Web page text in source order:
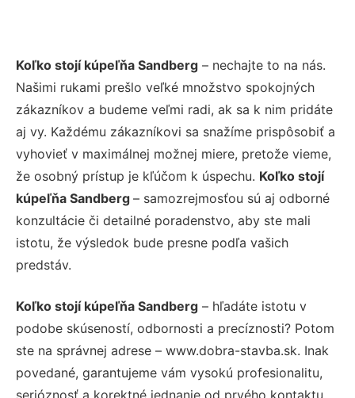
Koľko stojí kúpeľňa Sandberg – nechajte to na nás.
Našimi rukami prešlo veľké množstvo spokojných
zákazníkov a budeme veľmi radi, ak sa k nim pridáte
aj vy. Každému zákazníkovi sa snažíme prispôsobiť a
vyhovieť v maximálnej možnej miere, pretože vieme,
že osobný prístup je kľúčom k úspechu. Koľko stojí
kúpeľňa Sandberg – samozrejmosťou sú aj odborné
konzultácie či detailné poradenstvo, aby ste mali
istotu, že výsledok bude presne podľa vašich
predstáv.
Koľko stojí kúpeľňa Sandberg – hľadáte istotu v
podobe skúseností, odbornosti a precíznosti? Potom
ste na správnej adrese – www.dobra-stavba.sk. Inak
povedané, garantujeme vám vysokú profesionalitu,
serióznosť a korektné jednanie od prvého kontaktu